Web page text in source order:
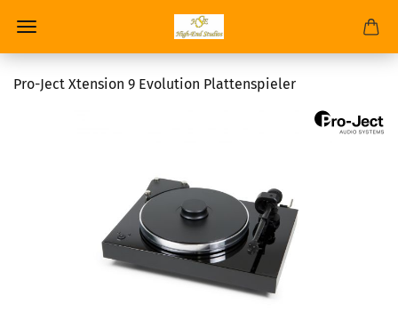
Pro-Ject Xtension 9 Evolution Plattenspieler